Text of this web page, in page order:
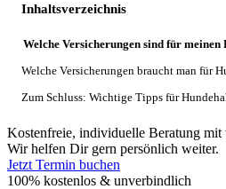
Inhaltsverzeichnis
Welche Versicherungen sind für meinen
Welche Versicherungen braucht man für
Zum Schluss: Wichtige Tipps für
Kostenfreie, individuelle Beratung mit
Wir helfen Dir gern persönlich weiter.
Jetzt Termin buchen
100% kostenlos & unverbindlich